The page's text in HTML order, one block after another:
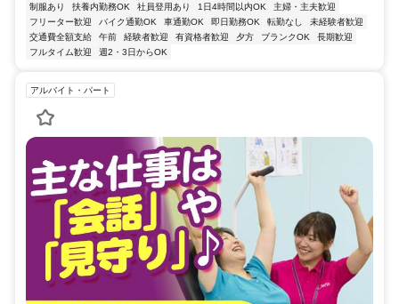
制服あり 扶養内勤務OK 社員登用あり 1日4時間以内OK
主婦・主夫歓迎
フリーター歓迎
バイク通勤OK 車通勤OK 即日勤務OK 転勤なし
未経験者歓迎
交通費全額支給
午前 経験者歓迎 有資格者歓迎 夕方 ブランクOK
長期歓迎
フルタイム歓迎
週2・3日からOK
アルバイト・パート